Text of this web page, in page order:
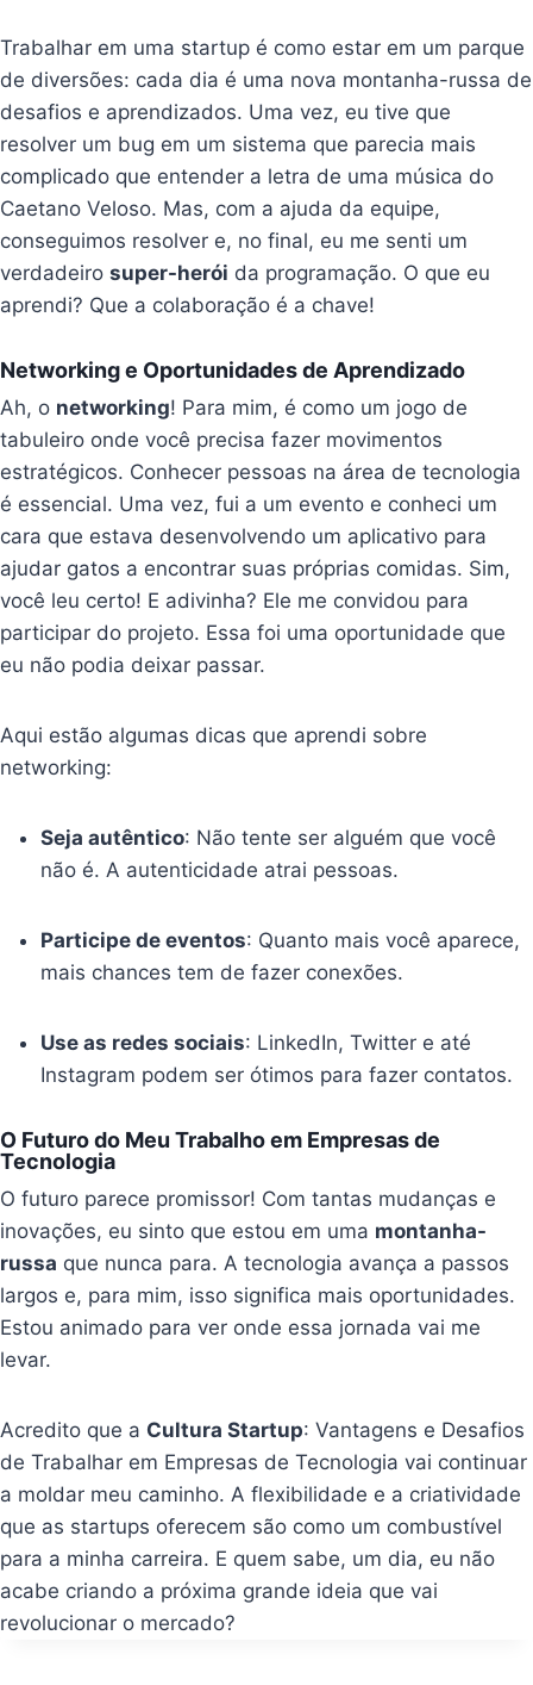
Trabalhar em uma startup é como estar em um parque
de diversões: cada dia é uma nova montanha-russa de
desafios e aprendizados. Uma vez, eu tive que
resolver um bug em um sistema que parecia mais
complicado que entender a letra de uma música do
Caetano Veloso. Mas, com a ajuda da equipe,
conseguimos resolver e, no final, eu me senti um
verdadeirosuper-herói da programação. O que eu
aprendi? Que a colaboração é a chave!
Networking e Oportunidades de Aprendizado
Ah, o networking! Para mim, é como um jogo de
tabuleiro onde você precisa fazer movimentos
estratégicos. Conhecer pessoas na área de tecnologia
é essencial. Uma vez, fui a um evento e conheci um
cara que estava desenvolvendo um aplicativo para
ajudar gatos a encontrar suas próprias comidas. Sim,
você leu certo! E adivinha? Ele me convidou para
participar do projeto. Essa foi uma oportunidade que
eu não podia deixar passar.
Aqui estão algumas dicas que aprendi sobre
networking:
Seja autêntico: Não tente ser alguém que você
não é. A autenticidade atrai pessoas.
Participe de eventos: Quanto mais você aparece,
mais chances tem de fazer conexões.
Use as redes sociais: LinkedIn, Twitter e até
Instagram podem ser ótimos para fazer contatos.
O Futuro do Meu Trabalho em Empresas de
Tecnologia
O futuro parece promissor! Com tantas mudanças e
inovações, eu sinto que estou em uma montanha-
russa que nunca para. A tecnologia avança a passos
largos e, para mim, isso significa mais oportunidades.
Estou animado para ver onde essa jornada vai me
levar.
Acredito que a Cultura Startup: Vantagens e Desafios
de Trabalhar em Empresas de Tecnologia vai continuar
a moldar meu caminho. A flexibilidade e a criatividade
que as startups oferecem são como um combustível
para a minha carreira. E quem sabe, um dia, eu não
acabe criando a próxima grande ideia que vai
revolucionar o mercado?